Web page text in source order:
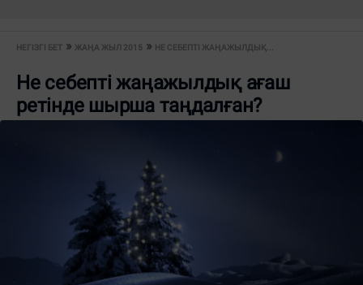
НЕГІЗГІ БЕТ ЖАҢА ЖЫЛ 2015 НЕ СЕБЕПТІ ЖАҢАЖЫЛДЫҚ...
Не себепті жаңажылдық ағаш
ретінде шырша таңдалған?